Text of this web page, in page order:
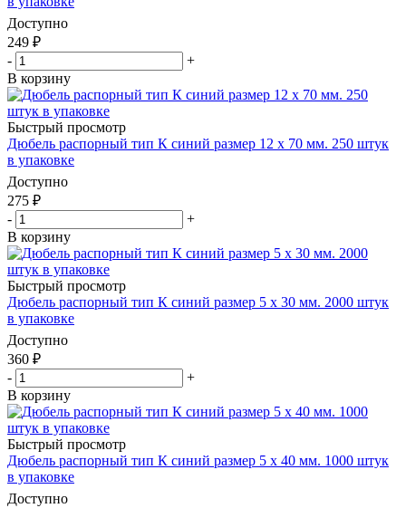
Доступно
249 ₽
-
+
В корзину
Быстрый просмотр
Дюбель распорный тип К синий размер 12 х 70 мм. 250 штук
в упаковке
Доступно
275 ₽
-
+
В корзину
Быстрый просмотр
Дюбель распорный тип К синий размер 5 х 30 мм. 2000 штук
в упаковке
Доступно
360 ₽
-
+
В корзину
Быстрый просмотр
Дюбель распорный тип К синий размер 5 х 40 мм. 1000 штук
в упаковке
Доступно